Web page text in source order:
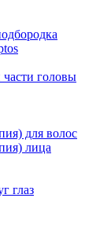
части головы
для волос
лица
глаз